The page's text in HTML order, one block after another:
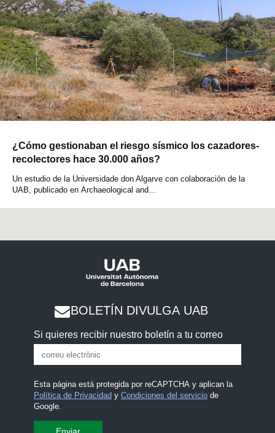
¿Cómo gestionaban el riesgo sísmico los cazadores-
recolectores hace 30.000 años?
Un estudio de la Universidade don Algarve con colaboración de la
UAB, publicado en Archaeological and...
BOLETÍN DIVULGA UAB
Si quieres recibir nuestro boletín a tu correo
Esta página está protegida por reCAPTCHA y aplican la
Política de Privacidad y Condiciones del serviciode
Google.